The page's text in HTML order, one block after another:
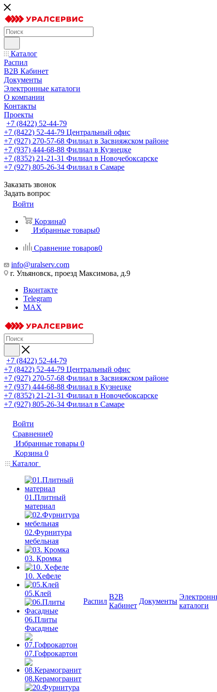
Каталог
Распил
B2B Кабинет
Документы
Электронные каталоги
О компании
Контакты
Проекты
+7 (8422) 52-44-79
+7 (8422) 52-44-79 Центральный офис
+7 (927) 270-57-68 Филиал в Засвияжском районе
+7 (937) 444-68-88 Филиал в Кузнецке
+7 (8352) 21-21-31 Филиал в Новочебоксарске
+7 (927) 805-26-34 Филиал в Самаре
Заказать звонок
Задать вопрос
Войти
Корзина0
Избранные товары0
Сравнение товаров0
info@uralserv.com
г. Ульяновск, проезд Максимова, д.9
Вконтакте
Telegram
MAX
+7 (8422) 52-44-79
+7 (8422) 52-44-79 Центральный офис
+7 (927) 270-57-68 Филиал в Засвияжском районе
+7 (937) 444-68-88 Филиал в Кузнецке
+7 (8352) 21-21-31 Филиал в Новочебоксарске
+7 (927) 805-26-34 Филиал в Самаре
Войти
Сравнение0
Избранные товары 0
Корзина 0
Каталог
01.Плитный
материал
02.Фурнитура
мебельная
03. Кромка
10. Хефеле
05.Клей
06.Плиты
Фасадные
07.Гофрокартон
08.Керамогранит
Распил
B2B
Кабинет
Документы
каталоги